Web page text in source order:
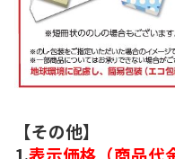
【その他】